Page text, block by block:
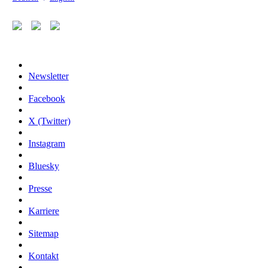
Newsletter
Facebook
X (Twitter)
Instagram
Bluesky
Presse
Karriere
Sitemap
Kontakt